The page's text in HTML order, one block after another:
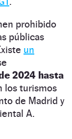
prohibido
públicas
un
2024 hasta
los turismos
de Madrid y
A.